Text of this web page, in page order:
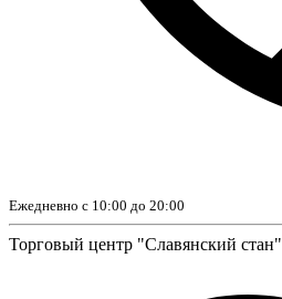
Ежедневно с 10:00 до 20:00
Торговый центр "Славянский стан"